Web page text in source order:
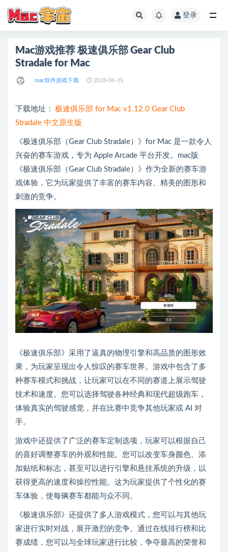
登录
Mac游戏推荐 极速俱乐部 Gear Club
Stradale for Mac
mac软件游戏下载 2023-06-15
下载地址： 极速俱乐部 for Mac v1.12.0 Gear Club
Stradale 中文原生版
《极速俱乐部（Gear Club Stradale）》for Mac 是一款令人
兴奋的赛车游戏，专为 Apple Arcade 平台开发。mac版
《极速俱乐部（Gear Club Stradale）》作为全新的赛车游
戏体验，它为玩家提供了丰富的赛车内容、精美的图形和
刺激的竞争。
《极速俱乐部》采用了逼真的物理引擎和高品质的图形效
果，为玩家呈现出令人惊叹的赛车世界。游戏中包含了多
种赛车模式和挑战，让玩家可以在不同的赛道上展示驾驶
技术和速度。您可以选择驾驶各种经典和现代超级跑车，
体验真实的驾驶感觉，并在比赛中竞争其他玩家或 AI 对
手。
游戏中还提供了广泛的赛车定制选项，玩家可以根据自己
的喜好调整赛车的外观和性能。您可以改变车身颜色、添
加贴纸和标志，甚至可以进行引擎和悬挂系统的升级，以
获得更高的速度和操控性能。这为玩家提供了个性化的赛
车体验，使每辆赛车都能与众不同。
《极速俱乐部》还提供了多人游戏模式，您可以与其他玩
家进行实时对战，展开激烈的竞争。通过在线排行榜和比
赛成绩，您可以与全球玩家进行比较，争夺最高的荣誉和